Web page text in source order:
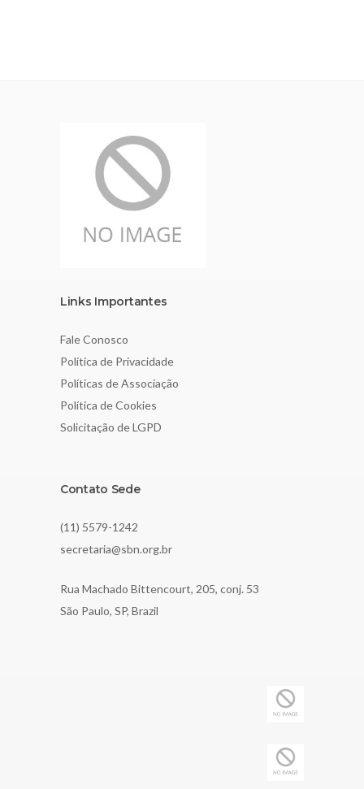
Links Importantes
Fale Conosco
Política de Privacidade
Políticas de Associação
Política de Cookies
Solicitação de LGPD
Contato Sede
(11) 5579-1242
secretaria@sbn.org.br
Rua Machado Bittencourt, 205, conj. 53
São Paulo, SP, Brazil